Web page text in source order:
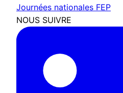
Journées nationales FEP
NOUS SUIVRE